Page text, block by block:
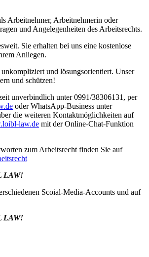
Arbeitnehmer, Arbeitnehmerin oder
und Angelegenheiten des Arbeitsrechts.
Sie erhalten bei uns eine kostenlose
Anliegen.
und lösungsorientiert. Unser
und schützen!
unverbindlich unter 0991/38306131, per
oder WhatsApp-Business unter
die weiteren Kontaktmöglichkeiten auf
law.de mit der Online-Chat-Funktion
zum Arbeitsrecht finden Sie auf
LAW!
Scoial-Media-Accounts und auf
LAW!